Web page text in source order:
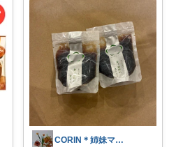
CORIN＊姉妹ママ＊ぜんぶオリ写＊